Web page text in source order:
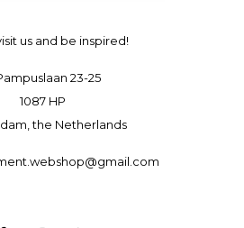
us and be inspired!
23-25
1087 HP
the Netherlands